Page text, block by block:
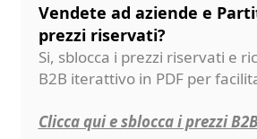
Vendete ad aziende e
prezzi riservati?
Si, sblocca i prezzi riservati e
B2B iterattivo in PDF per
Clicca qui e sblocca i prezzi